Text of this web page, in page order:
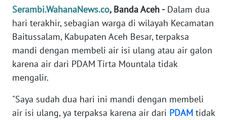
Serambi.WahanaNews.co, Banda Aceh -Dalam dua
hari terakhir, sebagian warga di wilayah Kecamatan
Baitussalam, Kabupaten Aceh Besar, terpaksa
mandi dengan membeli air isi ulang atau air galon
karena air dari PDAM Tirta Mountala tidak
mengalir.
"Saya sudah dua hari ini mandi dengan membeli
air isi ulang, ya terpaksa karena air dari PDAM tidak
BERITA
KONTAK
KAMI
IKLAN